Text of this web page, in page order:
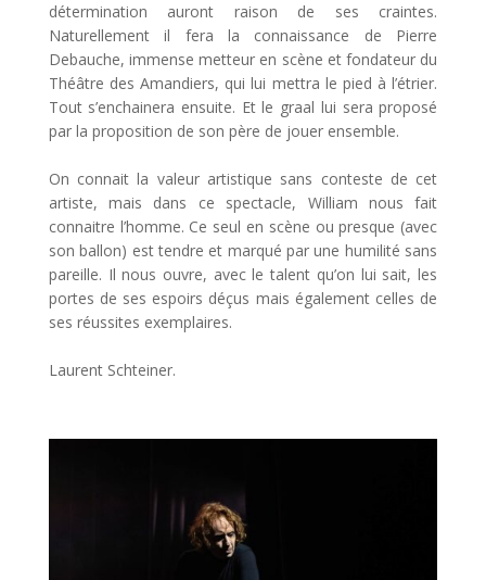
détermination auront raison de ses craintes.
Naturellement il fera la connaissance de Pierre
Debauche, immense metteur en scène et fondateur du
Théâtre des Amandiers, qui lui mettra le pied à l’étrier.
Tout s’enchainera ensuite. Et le graal lui sera proposé
par la proposition de son père de jouer ensemble.
On connait la valeur artistique sans conteste de cet
artiste, mais dans ce spectacle, William nous fait
connaitre l’homme. Ce seul en scène ou presque (avec
son ballon) est tendre et marqué par une humilité sans
pareille. Il nous ouvre, avec le talent qu’on lui sait, les
portes de ses espoirs déçus mais également celles de
ses réussites exemplaires.
Laurent Schteiner.